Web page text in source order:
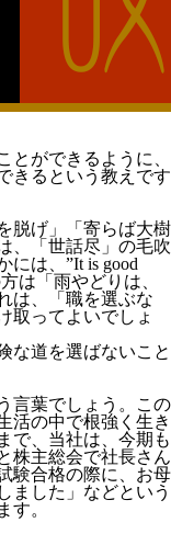
とができるように
きるという教えで
脱げ」「寄らば大樹
、「世話尽」の毛吹
には、”It is good
は「雨やどりは、
は、「職を選ぶな
取ってよいでしょ
な道を選ばないこと
言葉でしょう。この
活の中で根強く生き
で、当社は、今期も
株主総会で社長さん
験合格の際に、お母
ました」などという
す。